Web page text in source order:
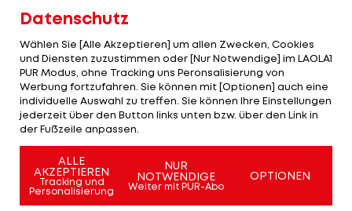
belgischen Klub.
Neuer Rekordtransfer?
Neben der TSG haben in den letzten Wochen und
Monaten auch europäische Topklubs wie
Manchester Cityund Chelsea, sowie die
Ligarivalen Bayern, BVB und
Youngster beobachtet. Dem Vernehmen nach
beträgt das Preisschild wohl 25 Millionen Euro.
Datenschutz
Wählen Sie [Alle Akzeptieren] um allen Zwecken, Cookies
und Diensten zuzustimmen oder [Nur Notwendige] im LAOLA1
PUR Modus, ohne Tracking uns Peronsalisierung von
Werbung fortzufahren. Sie können mit [Optionen] auch eine
individuelle Auswahl zu treffen. Sie können Ihre Einstellungen
jederzeit über den Button links unten bzw. über den Link in
der Fußzeile anpassen.
ALLE
AKZEPTIEREN
Tracking und
Personalisierung
NUR
NOTWENDIGE
Weiter mit PUR-Abo
OPTIONEN